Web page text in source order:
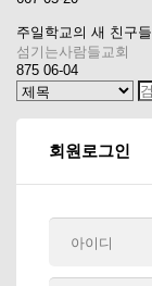
주일학교의 새 친구들
섬기는사람들교회
875 06-04
회원로그인